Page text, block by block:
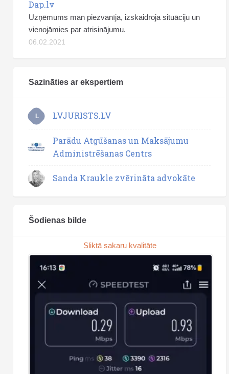
Dap.lv
Uzņēmums man piezvanīja, izskaidroja situāciju un
vienojāmies par atrisinājumu.
06.02.2021
Sazināties ar ekspertiem
L LVJURISTS.LV
Parādu Atgūšanas un Maksājumu
Administrēšanas Centrs
Sanda Kraukle zvērināta advokāte
Šodienas bilde
Sliktā sakaru kvalitāte